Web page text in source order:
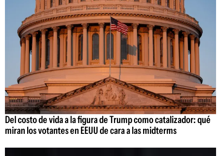
Del costo de vida a la figura de Trump como catalizador: qué
miran los votantes en EEUU de cara a las midterms